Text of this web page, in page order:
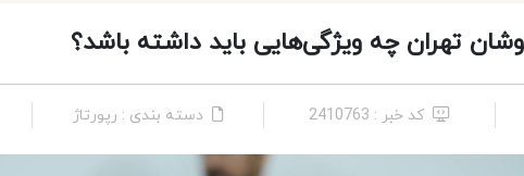
تهران چه ویژگی‌هایی باید داشته باشد؟
کد خبر : 2410763 دسته بندی : رپورتاژ